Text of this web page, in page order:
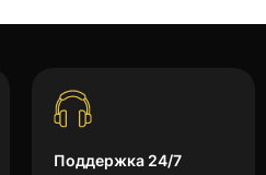
Поддержка 24/7